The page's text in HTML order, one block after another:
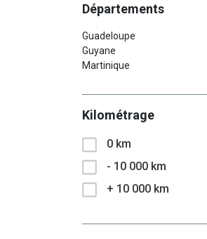
Départements
Guadeloupe
Guyane
Martinique
Kilométrage
0 km
- 10 000 km
+ 10 000 km